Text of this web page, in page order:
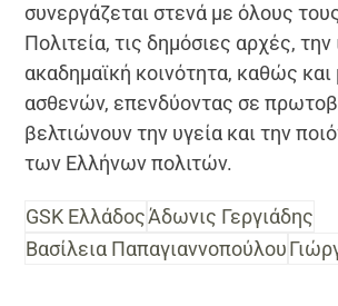
συνεργάζεται στενά με όλους
Πολιτεία, τις δημόσιες αρχές, την
ακαδημαϊκή κοινότητα, καθώς και
ασθενών, επενδύοντας σε
βελτιώνουν την υγεία και την
των Ελλήνων πολιτών.
GSK ΕλλάδοςΆδωνις Γεργιάδης
Βασίλεια Παπαγιαννοπούλου